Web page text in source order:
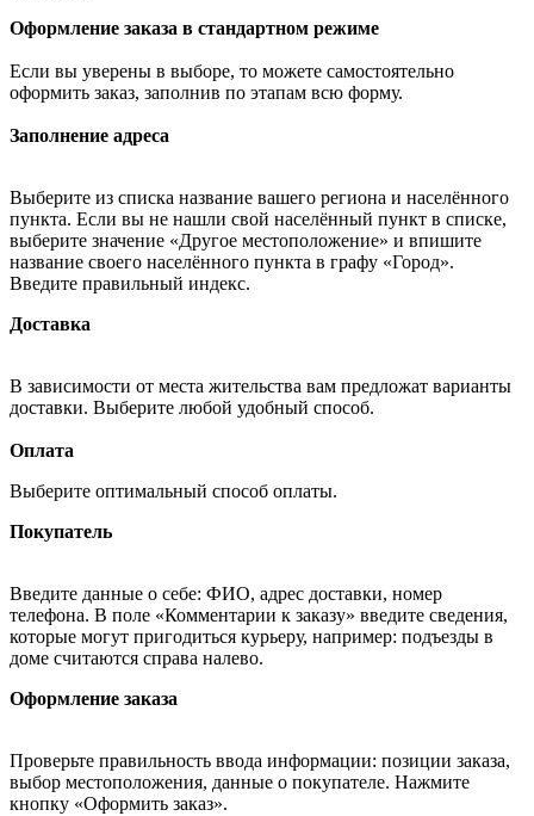
Оформление заказа в стандартном режиме
Если вы уверены в выборе, то можете самостоятельно
оформить заказ, заполнив по этапам всю форму.
Заполнение адреса
Выберите из списка название вашего региона и населённого
пункта. Если вы не нашли свой населённый пункт в списке,
выберите значение «Другое местоположение» и впишите
название своего населённого пункта в графу «Город».
Введите правильный индекс.
Доставка
В зависимости от места жительства вам предложат варианты
доставки. Выберите любой удобный способ.
Оплата
Выберите оптимальный способ оплаты.
Покупатель
Введите данные о себе: ФИО, адрес доставки, номер
телефона. В поле «Комментарии к заказу» введите сведения,
которые могут пригодиться курьеру, например: подъезды в
доме считаются справа налево.
Оформление заказа
Проверьте правильность ввода информации: позиции заказа,
выбор местоположения, данные о покупателе. Нажмите
кнопку «Оформить заказ».